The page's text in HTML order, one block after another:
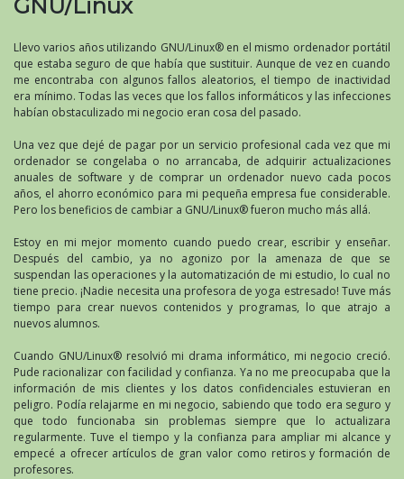
GNU/Linux
Llevo varios años utilizando GNU/Linux® en el mismo ordenador portátil
que estaba seguro de que había que sustituir. Aunque de vez en cuando
me encontraba con algunos fallos aleatorios, el tiempo de inactividad
era mínimo. Todas las veces que los fallos informáticos y las infecciones
habían obstaculizado mi negocio eran cosa del pasado.
Una vez que dejé de pagar por un servicio profesional cada vez que mi
ordenador se congelaba o no arrancaba, de adquirir actualizaciones
anuales de software y de comprar un ordenador nuevo cada pocos
años, el ahorro económico para mi pequeña empresa fue considerable.
Pero los beneficios de cambiar a GNU/Linux® fueron mucho más allá.
Estoy en mi mejor momento cuando puedo crear, escribir y enseñar.
Después del cambio, ya no agonizo por la amenaza de que se
suspendan las operaciones y la automatización de mi estudio, lo cual no
tiene precio. ¡Nadie necesita una profesora de yoga estresado! Tuve más
tiempo para crear nuevos contenidos y programas, lo que atrajo a
nuevos alumnos.
Cuando GNU/Linux® resolvió mi drama informático, mi negocio creció.
Pude racionalizar con facilidad y confianza. Ya no me preocupaba que la
información de mis clientes y los datos confidenciales estuvieran en
peligro. Podía relajarme en mi negocio, sabiendo que todo era seguro y
que todo funcionaba sin problemas siempre que lo actualizara
regularmente. Tuve el tiempo y la confianza para ampliar mi alcance y
empecé a ofrecer artículos de gran valor como retiros y formación de
profesores.